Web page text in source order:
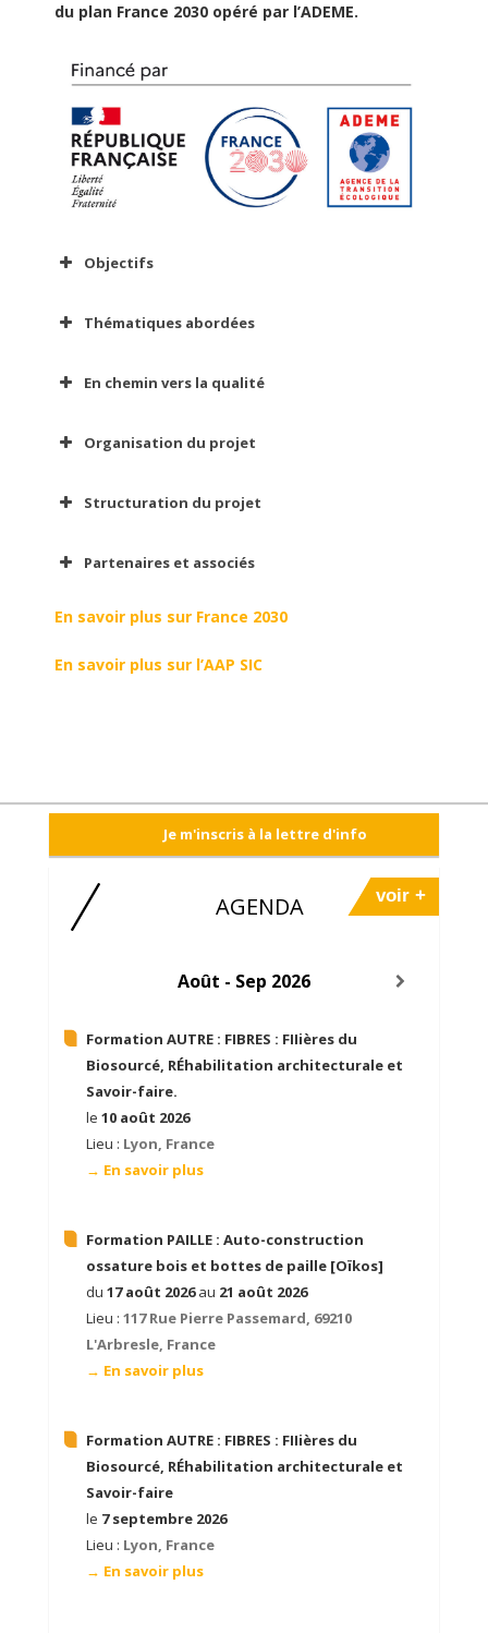
du plan France 2030 opéré par l’ADEME.
Objectifs
Thématiques abordées
En chemin vers la qualité
Organisation du projet
Structuration du projet
Partenaires et associés
En savoir plus sur France 2030
En savoir plus sur l’AAP SIC
Je m'inscris à la lettre d'info
AGENDA voir +
Août - Sep 2026
Formation AUTRE : FIBRES : FIIières du
Biosourcé, RÉhabilitation architecturale et
Savoir-faire.
le 10 août 2026
Lieu : Lyon, France
→ En savoir plus
Formation PAILLE : Auto-construction
ossature bois et bottes de paille [Oïkos]
du 17 août 2026au 21 août 2026
Lieu : 117 Rue Pierre Passemard, 69210
L'Arbresle, France
→ En savoir plus
Formation AUTRE : FIBRES : FIIières du
Biosourcé, RÉhabilitation architecturale et
Savoir-faire
le 7 septembre 2026
Lieu : Lyon, France
→ En savoir plus